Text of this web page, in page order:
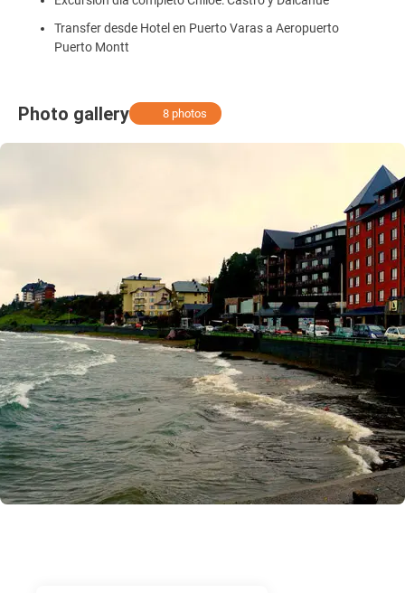
Transfer desde Hotel en Puerto Varas a Aeropuerto
Puerto Montt
Photo gallery 8 photos